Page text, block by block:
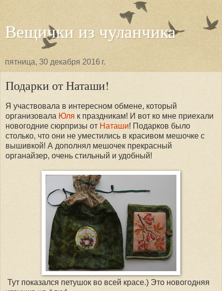
Вещички из чуланчика
пятница, 30 декабря 2016 г.
Подарки от Наташи!
Я участвовала в интересном обмене, который
организовала Юля к праздникам! И вот ко мне приехали
новогодние сюрпризы от Наташи! Подарков было
столько, что они не уместились в красивом мешочке с
вышивкой! А дополнял мешочек прекрасный
органайзер, очень стильный и удобный!
Тут показался петушок во всей красе.) Это новогодняя